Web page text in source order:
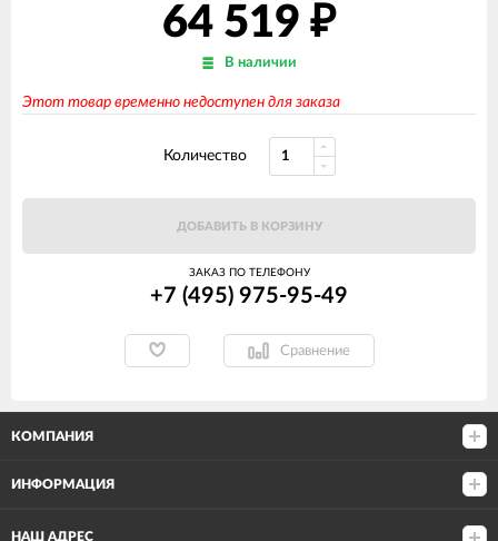
64 519 ₽
В наличии
Этот товар временно недоступен для заказа
Количество
ДОБАВИТЬ В КОРЗИНУ
ЗАКАЗ ПО ТЕЛЕФОНУ
+7 (495) 975-95-49
Сравнение
КОМПАНИЯ
ИНФОРМАЦИЯ
НАШ АДРЕС